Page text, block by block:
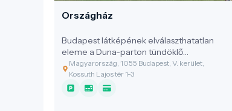
Országház
Budapest látképének elválaszthatatlan
eleme a Duna-parton tündöklő
Országház, amely nem csupán politikai
központ, hanem a magyar
függetlenség és kulturális önazonosság
Magyarország, 1055 Budapest, V. kerület,
Kossuth Lajos tér 1-3